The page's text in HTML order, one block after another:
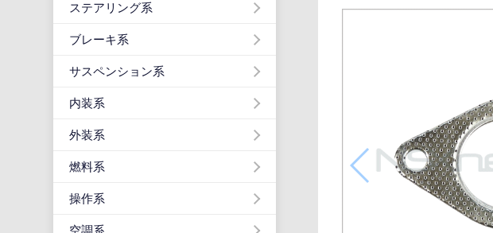
ステアリング系
ブレーキ系
サスペンション系
内装系
外装系
燃料系
操作系
空調系